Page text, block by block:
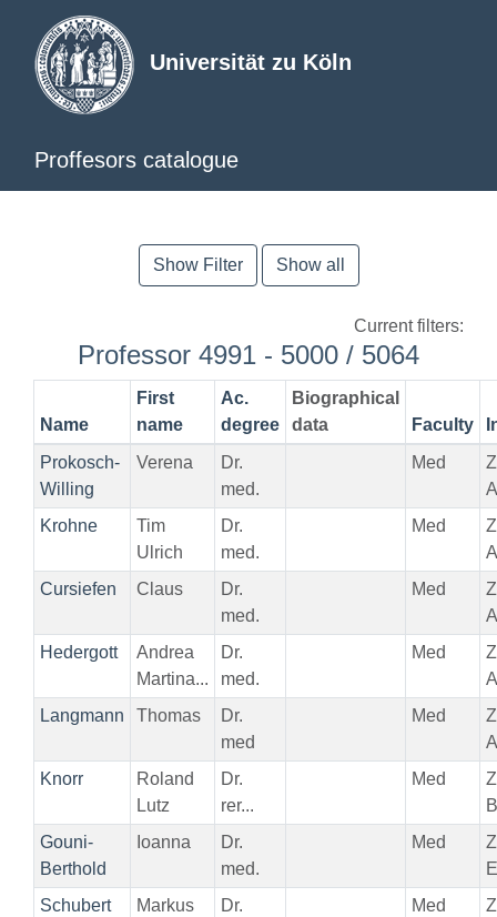
Universität zu Köln
Proffesors catalogue
Show Filter Show all
Current filters:
Professor 4991 - 5000 / 5064
Name
First
name
Ac.
degree
Biographical
data
Faculty
Prokosch-
Willing
Verena
Dr.
med.
Med
Krohne
Tim
Ulrich
Dr.
med.
Med
Cursiefen
Claus
Dr.
med.
Med
Hedergott
Andrea
Martina...
Dr.
med.
Med
Langmann
Thomas
Dr.
med
Med
Knorr
Roland
Lutz
Dr.
rer...
Med
Gouni-
Berthold
Ioanna
Dr.
med.
Med
Schubert
Markus
Dr.
Med